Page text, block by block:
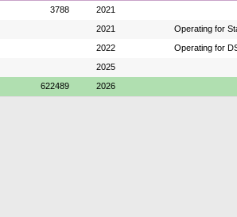
3788 2021
2021 Operating for
2022 Operating for
2025
622489 2026